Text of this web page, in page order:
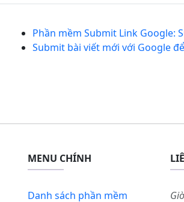
Phần mềm Submit Link Google:
Submit bài viết mới với Google
MENU CHÍNH
Danh sách phần mềm